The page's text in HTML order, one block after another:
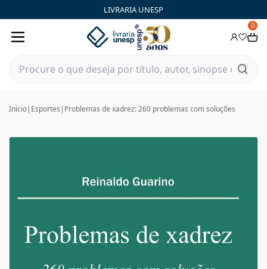
LIVRARIA UNESP
0
Início| Esportes | Problemas de xadrez: 260 problemas com soluções